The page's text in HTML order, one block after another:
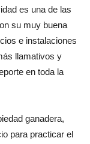
es una de las
su muy buena
e instalaciones
llamativos y
en toda la
ganadera,
para practicar el